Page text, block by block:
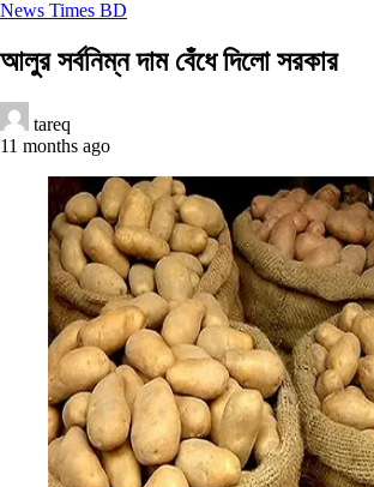
News Times BD
আলুর সর্বনিম্ন দাম বেঁধে দিলো সরকার
tareq
11 months ago